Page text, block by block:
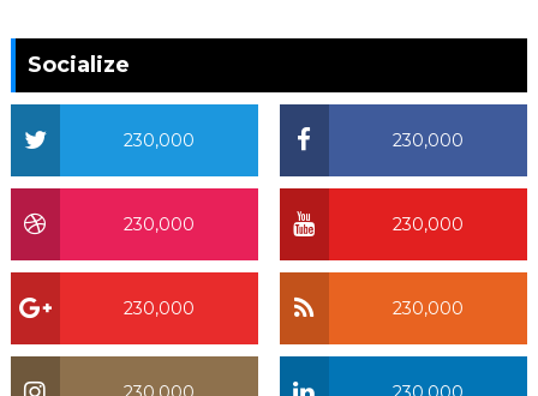
Socialize
230,000
230,000
230,000
230,000
230,000
230,000